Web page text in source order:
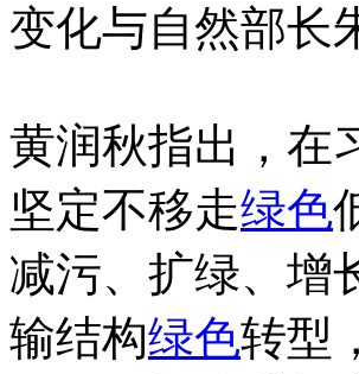
变化与自然部长
黄润秋指出，在
坚定不移走绿色
减污、扩绿、增
输结构绿色转型